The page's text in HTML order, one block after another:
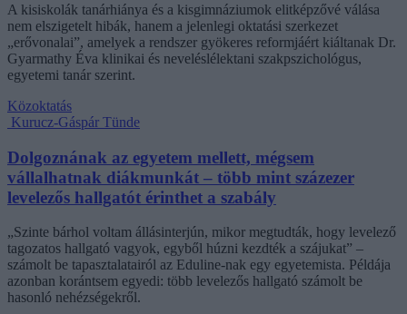
A kisiskolák tanárhiánya és a kisgimnáziumok elitképzővé válása
nem elszigetelt hibák, hanem a jelenlegi oktatási szerkezet
„erővonalai”, amelyek a rendszer gyökeres reformjáért kiáltanak Dr.
Gyarmathy Éva klinikai és neveléslélektani szakpszichológus,
egyetemi tanár szerint.
Közoktatás
Kurucz-Gáspár Tünde
Dolgoznának az egyetem mellett, mégsem
vállalhatnak diákmunkát – több mint százezer
levelezős hallgatót érinthet a szabály
„Szinte bárhol voltam állásinterjún, mikor megtudták, hogy levelező
tagozatos hallgató vagyok, egyből húzni kezdték a szájukat” –
számolt be tapasztalatairól az Eduline-nak egy egyetemista. Példája
azonban korántsem egyedi: több levelezős hallgató számolt be
hasonló nehézségekről.